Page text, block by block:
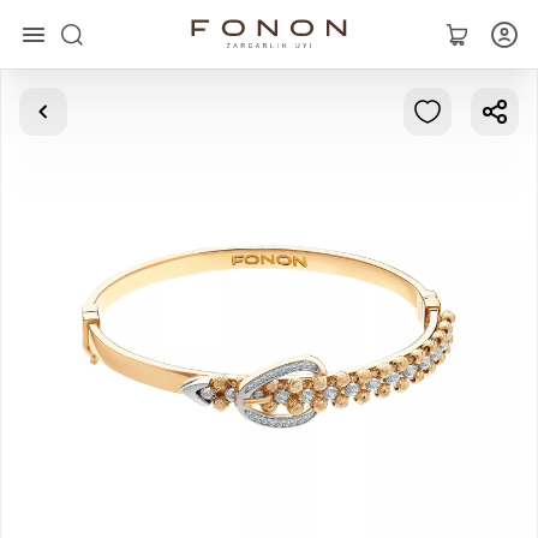
Главная
Серьги
Браслеты